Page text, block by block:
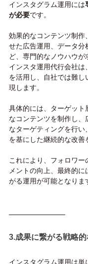
インスタグラム運用には
が必要です。
効果的なコンテンツ制作
せた広告運用、データ分
ど、専門的なノウハウが
インスタ運用代行会社は
を活用し、自社では難し
現します。
具体的には、ターゲット
なコンテンツを制作し、
なターゲティングを行い
を基にした継続的な改善
これにより、フォロワー
メントの向上、最終的
がる運用が可能となりま
3.成果に繋がる戦略
インスタグラム運用は単